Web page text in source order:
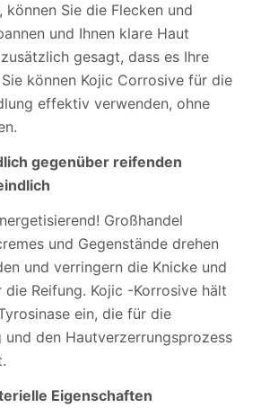
können Sie die Flecken und
und Ihnen klare Haut
gesagt, dass es Ihre
können Kojic Corrosive für die
effektiv verwenden, ohne
gegenüber reifenden
Großhandel
und Gegenstände drehen
und verringern die Knicke und
Reifung. Kojic -Korrosive hält
ein, die für die
und den Hautverzerrungsprozess
Eigenschaften